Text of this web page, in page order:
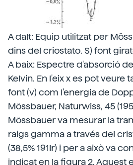
A dalt: Equip utilitzat per
dins del criostato. S) font
A baix: Espectre d'absorció
Kelvin. En l'eix x es pot veure
font (v) com l'energia de
Mössbauer, Naturwiss, 45
Mössbauer va mesurar la
raigs gamma a través del
(38,5% 191Ir) i per a això va
indicat en la figura 2. Aquest